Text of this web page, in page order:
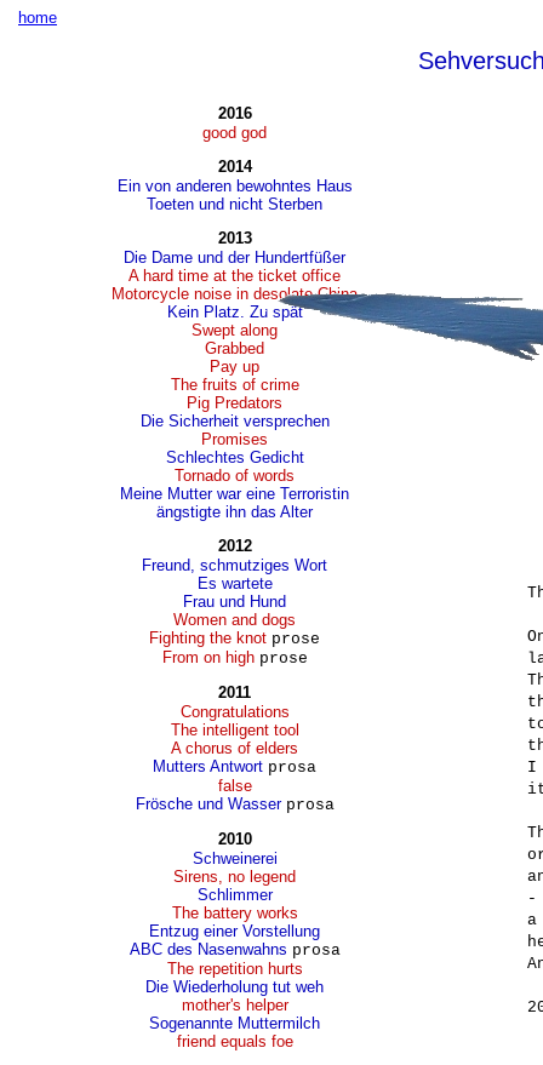
home
2016
good god
2014
Ein von anderen bewohntes Haus
Toeten und nicht Sterben
2013
Die Dame und der Hundertfüßer
A hard time at the ticket office
Motorcycle noise in desolate China
Kein Platz. Zu spät
Swept along
Grabbed
Pay up
The fruits of crime
Pig Predators
Die Sicherheit versprechen
Promises
Schlechtes Gedicht
Tornado of words
Meine Mutter war eine Terroristin
ängstigte ihn das Alter
2012
Freund, schmutziges Wort
Es wartete
Frau und Hund
Women and dogs
Fighting the knot prose
From on high prose
2011
Congratulations
The intelligent tool
A chorus of elders
Mutters Antwort prosa
false
Frösche und Wasser prosa
2010
Schweinerei
Sirens, no legend
Schlimmer
The battery works
Entzug einer Vorstellung
ABC des Nasenwahns prosa
The repetition hurts
Die Wiederholung tut weh
mother's helper
Sogenannte Muttermilch
friend equals foe
I
-
a